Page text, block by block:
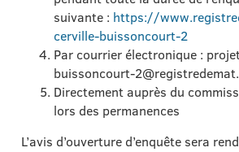
suivante : https://
cerville-buissoncourt-2
Par courrier électronique :
buissoncourt-
Directement auprès du
lors des permanences
L’avis d’ouverture d’enquête sera